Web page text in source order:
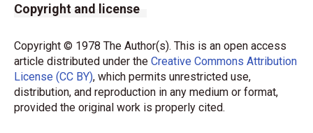
Copyright and license
Copyright © 1978 The Author(s). This is an open access
article distributed under the Creative Commons Attribution
License (CC BY), which permits unrestricted use,
distribution, and reproduction in any medium or format,
provided the original work is properly cited.